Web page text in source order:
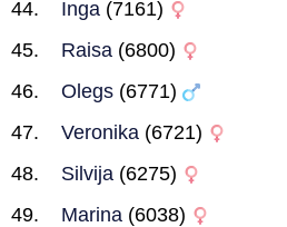
Inga (7161)
Raisa (6800)
Olegs (6771)
Veronika (6721)
Silvija (6275)
Marina (6038)